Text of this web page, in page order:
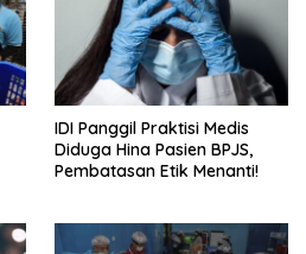
IDI Panggil Praktisi Medis
Diduga Hina Pasien BPJS,
Pembatasan Etik Menanti!